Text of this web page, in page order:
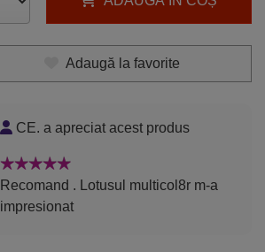
Adaugă la favorite
CE. a apreciat acest produs
Recomand . Lotusul multicol8r m-a
impresionat